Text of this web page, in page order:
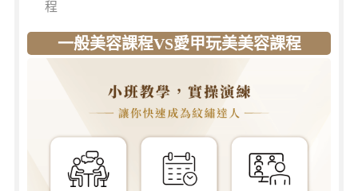
程
一般美容課程VS愛甲玩美美容課程